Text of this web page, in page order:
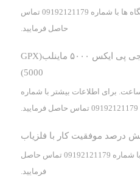
برای اطلاع از قیمت دستگاه ها با شماره 09192121179 تماس
حاصل فرمایید.
فلزیاب جی پی ایکس ۵۰۰۰ ماینلب(GPX
5000)
حداقل 8 ساعت. برای اطلاعات بیشتر با شماره
09192121179 تماس حاصل فرمایید.
درصد موفقیت کار با فلزیاب
سلام بله برای مشاوره با شماره 09192121179 تماس حاصل
فرمایید.